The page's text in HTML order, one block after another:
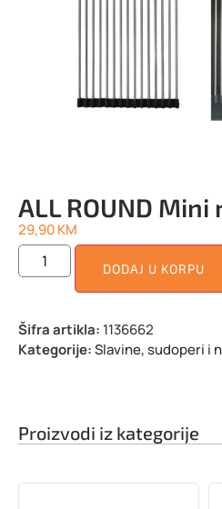
ALL ROUND Mini
29,90KM
DODAJ U KORPU
Šifra artikla: 1136662
Kategorije:Slavine, sudoperi i
Proizvodi iz kategorije